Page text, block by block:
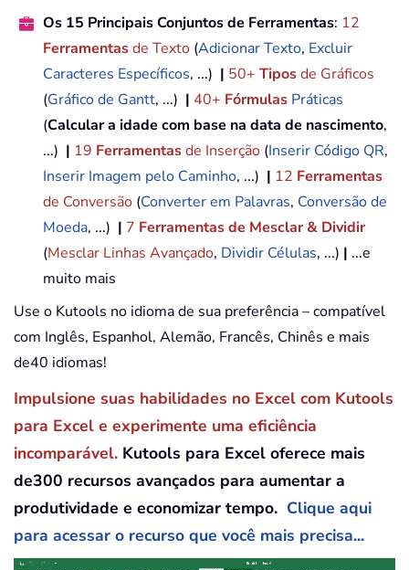
Os 15 Principais Conjuntos de Ferramentas: 12
Ferramentasde Texto (Adicionar Texto, Excluir
Caracteres Específicos, ...) | 50+ Tiposde Gráficos
(Gráfico de Gantt, ...) | 40+ Fórmulas Práticas
(Calcular a idade com base na data de nascimento,
...) | 19 Ferramentasde Inserção (Inserir Código QR,
Inserir Imagem pelo Caminho, ...) | 12 Ferramentas
de Conversão (Converter em Palavras, Conversão de
Moeda, ...) | 7 Ferramentas de Mesclar & Dividir
(Mesclar Linhas Avançado, Dividir Células, ...) | ...e
muito mais
Use o Kutools no idioma de sua preferência – compatível
com Inglês, Espanhol, Alemão, Francês, Chinês e mais
de40 idiomas!
Impulsione suas habilidades no Excel com Kutools
para Excel e experimente uma eficiência
incomparável. Kutools para Excel oferece mais
de300 recursos avançados para aumentar a
produtividade e economizar tempo. Clique aqui
para acessar o recurso que você mais precisa...